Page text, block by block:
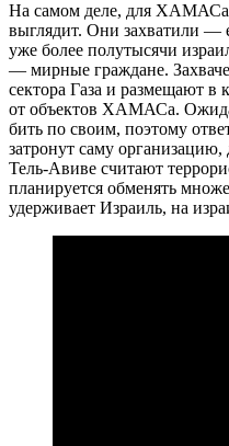
На самом деле, для ХАМАСа
выглядит. Они захватили —
уже более полутысячи
— мирные граждане.
сектора Газа и размещают в
от объектов ХАМАСа.
бить по своим, поэтому
затронут саму организацию,
Тель-Авиве считают
планируется обменять
удерживает Израиль, на